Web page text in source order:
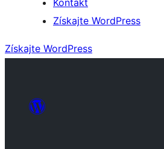
Kontakt
Získajte WordPress
Získajte WordPress